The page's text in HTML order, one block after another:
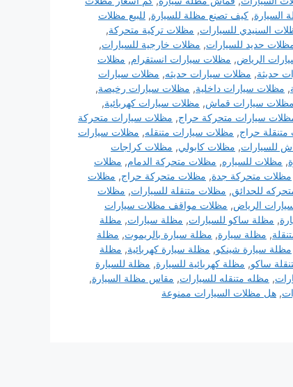
السيارة, كيف تصنع مظلة للسيارة, للبيع مظلات
السنيدي للسيارات, مظلات تركية متحركة,
حديد للسيارات, مظلات خارجية للسيارات,
الرياض, مظلات سيارات انستقرام, مظلات
حديثة, مظلات سيارات حديثه, مظلات سيارات
, مظلات سيارات داخلية, مظلات سيارات رخيصة,
مظلات سيارات قماش, مظلات سيارات كهربائية,
سيارات متحركة حراج, مظلات سيارات متحركة
حراج, مظلات سيارات متنقله, مظلات سيارات
للسيارات, مظلات كابولي, مظلات كراجات
, مظلات للسياره, مظلات متحركة الدمام, مظلات
مظلات متحركة جدة, مظلات متحركة حراج, مظلات
للحدائق, مظلات متنقلة للسيارات, مظلات
الرياض, مظلات مواقف مظلات سيارات
, مظلة ساكو للسيارات, مظلة سيارات, مظلة
, مظلة سيارة, مظلة سيارة بالريموت, مظلة
مظلة سيارة شينكو, مظلة سيارة كهربائية, مظلة
ساكو, مظلة كهربائية للسيارة, مظلة للسيارة
, مظله متنقله للسيارات, مقاس مظلة السيارة,
, هل مظلات السيارات ممنوعة